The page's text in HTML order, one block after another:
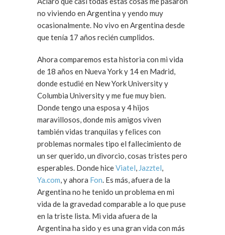
no viviendo en Argentina y yendo muy
ocasionalmente. No vivo en Argentina desde
que tenía 17 años recién cumplidos.
Ahora comparemos esta historia con mi vida
de 18 años en Nueva York y 14 en Madrid,
donde estudié en New York University y
Columbia University y me fue muy bien.
Donde tengo una esposa y 4 hijos
maravillosos, donde mis amigos viven
también vidas tranquilas y felices con
problemas normales tipo el fallecimiento de
un ser querido, un divorcio, cosas tristes pero
esperables. Donde hiceViatel, Jazztel,
Ya.com, y ahora Fon. Es más, afuera de la
Argentina no he tenido un problema en mi
vida de la gravedad comparable a lo que puse
en la triste lista. Mi vida afuera de la
Argentina ha sido y es una gran vida con más